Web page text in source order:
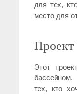
для тех,
место для
Проект
Этот
тех, кто